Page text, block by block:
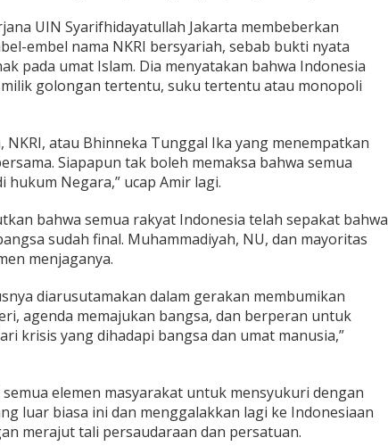
UIN Syarifhidayatullah Jakarta membeberkan
embel nama NKRI bersyariah, sebab bukti nyata
pada umat Islam. Dia menyatakan bahwa Indonesia
golongan tertentu, suku tertentu atau monopoli
NKRI, atau Bhinneka Tunggal Ika yang menempatkan
Siapapun tak boleh memaksa bahwa semua
hukum Negara,” ucap Amir lagi.
bahwa semua rakyat Indonesia telah sepakat bahwa
sudah final. Muhammadiyah, NU, dan mayoritas
menjaganya.
diarusutamakan dalam gerakan membumikan
agenda memajukan bangsa, dan berperan untuk
krisis yang dihadapi bangsa dan umat manusia,”
elemen masyarakat untuk mensyukuri dengan
luar biasa ini dan menggalakkan lagi ke Indonesiaan
merajut tali persaudaraan dan persatuan.